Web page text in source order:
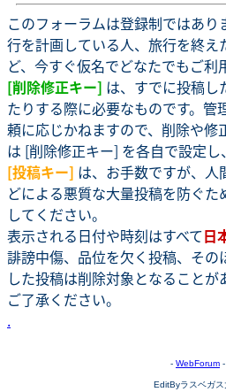
このフォーラムは登録制ではあ
行を計画している人、旅行を終え
ど、今すぐ仮名でどなたでもご利
[削除修正キー] は、すでに投稿し
たりする際に必要なものです。管
頼に応じかねますので、削除や修
は [削除修正キー] を各自で設定し
[投稿キー] は、お手数ですが、人
どによる悪質な大量投稿を防ぐ
してください。
表示される日付や時刻はすべて日
誹謗中傷、品位を欠く投稿、そ
した投稿は削除対象となること
ご了承ください。
.
- WebForum -
EditByラスベガス